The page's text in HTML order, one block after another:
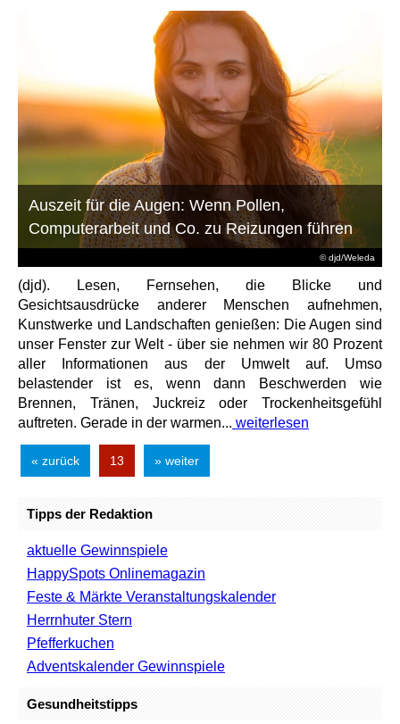
© djd/Weleda
Auszeit für die Augen: Wenn Pollen,
Computerarbeit und Co. zu Reizungen führen
(djd). Lesen, Fernsehen, die Blicke und
Gesichtsausdrücke anderer Menschen aufnehmen,
Kunstwerke und Landschaften genießen: Die Augen sind
unser Fenster zur Welt - über sie nehmen wir 80 Prozent
aller Informationen aus der Umwelt auf. Umso
belastender ist es, wenn dann Beschwerden wie
Brennen, Tränen, Juckreiz oder Trockenheitsgefühl
auftreten. Gerade in der warmen... weiterlesen
« zurück 13 » weiter
Tipps der Redaktion
aktuelle Gewinnspiele
HappySpots Onlinemagazin
Feste & Märkte Veranstaltungskalender
Herrnhuter Stern
Pfefferkuchen
Adventskalender Gewinnspiele
Gesundheitstipps